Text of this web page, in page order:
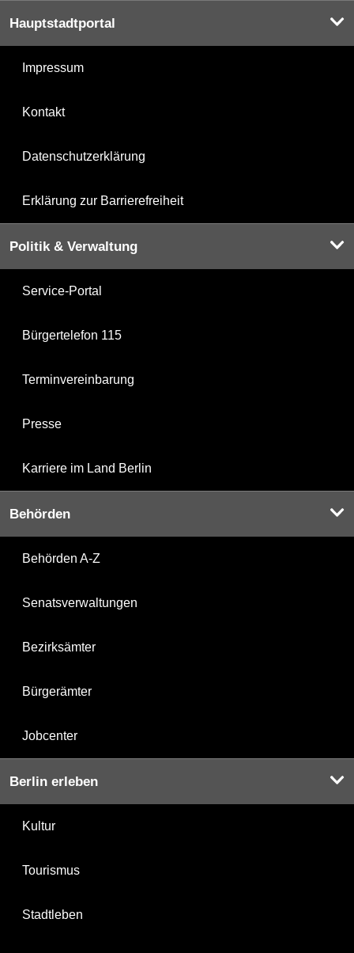
Hauptstadtportal
Impressum
Kontakt
Datenschutzerklärung
Erklärung zur Barrierefreiheit
Politik & Verwaltung
Service-Portal
Bürgertelefon 115
Terminvereinbarung
Presse
Karriere im Land Berlin
Behörden
Behörden A-Z
Senatsverwaltungen
Bezirksämter
Bürgerämter
Jobcenter
Berlin erleben
Kultur
Tourismus
Stadtleben